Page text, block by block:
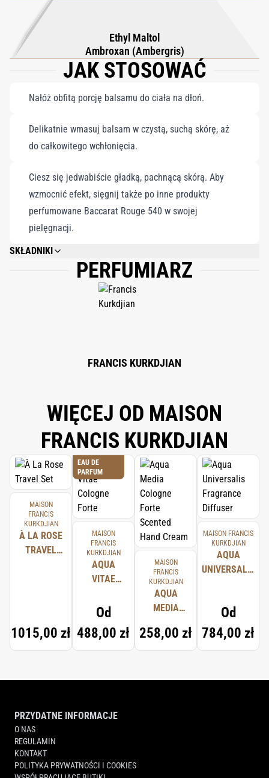
mgiełkę do włosów oraz mydło w kostce.
Ethyl Maltol
Ambroxan (Ambergris)
JAK STOSOWAĆ
Nałóż obfitą porcję balsamu do ciała na dłoń.
Delikatnie wmasuj balsam w czystą, suchą skórę, aż
do całkowitego wchłonięcia.
Ciesz się jedwabiście gładką, pachnącą skórą. Aby
wzmocnić efekt, sięgnij także po inne produkty
perfumowane Baccarat Rouge 540 w swojej
pielęgnacji.
SKŁADNIKI
AQUA (WATER); GLYCERIN; PARFUM (FRAGRANCE); BEHENYL ALCOHOL;
ARACHIDYL ALCOHOL; PRUNUS AMYGDALUS DULCIS (SWEET ALMOND)
OIL; CAMELLIA OLEIFERA SEED OIL; SCLEROTIUM GUM;
BUTYROSPERMUM PARKII (SHEA) BUTTER; ARACHIDYL GLUCOSIDE; 1,2-
PERFUMIARZ
FRANCIS KURKDJIAN
WIĘCEJ OD MAISON
FRANCIS KURKDJIAN
MAISON
FRANCIS
KURKDJIAN
À LA ROSE
TRAVEL
1015,00 zł
EAU DE
PARFUM
MAISON
FRANCIS
KURKDJIAN
AQUA
VITAE
FORTE
Od
488,00 zł
MAISON
FRANCIS
KURKDJIAN
AQUA
MEDIA
FORTE
SCENTED
CREAM
258,00 zł
MAISON FRANCIS
KURKDJIAN
AQUA
UNIVERSALIS
Od
784,00 zł
PRZYDATNE INFORMACJE
O NAS
REGULAMIN
KONTAKT
POLITYKA PRYWATNOŚCI I COOKIES